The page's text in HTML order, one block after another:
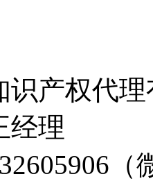
识产权代
经理
（